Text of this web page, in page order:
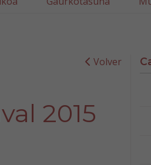
Volver
2015